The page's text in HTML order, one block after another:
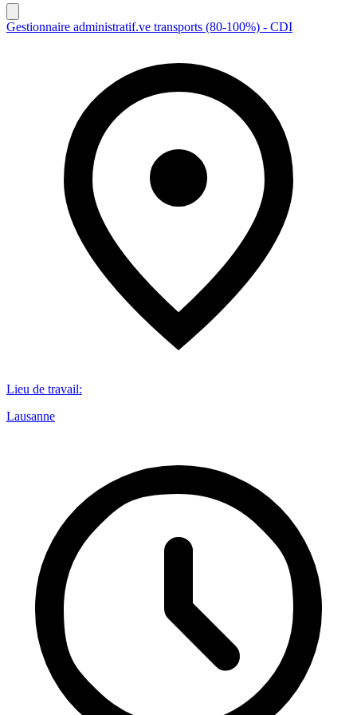
Gestionnaire administratif.ve transports (80-100%) - CDI
Lieu de travail:
Lausanne